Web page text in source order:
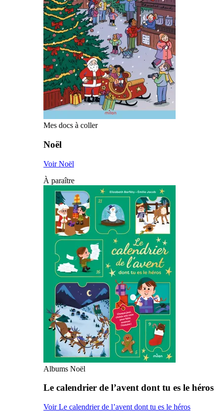
Mes docs à coller
Noël
Voir Noël
À paraître
Albums Noël
Le calendrier de l’avent dont tu es le héros
Voir Le calendrier de l’avent dont tu es le héros